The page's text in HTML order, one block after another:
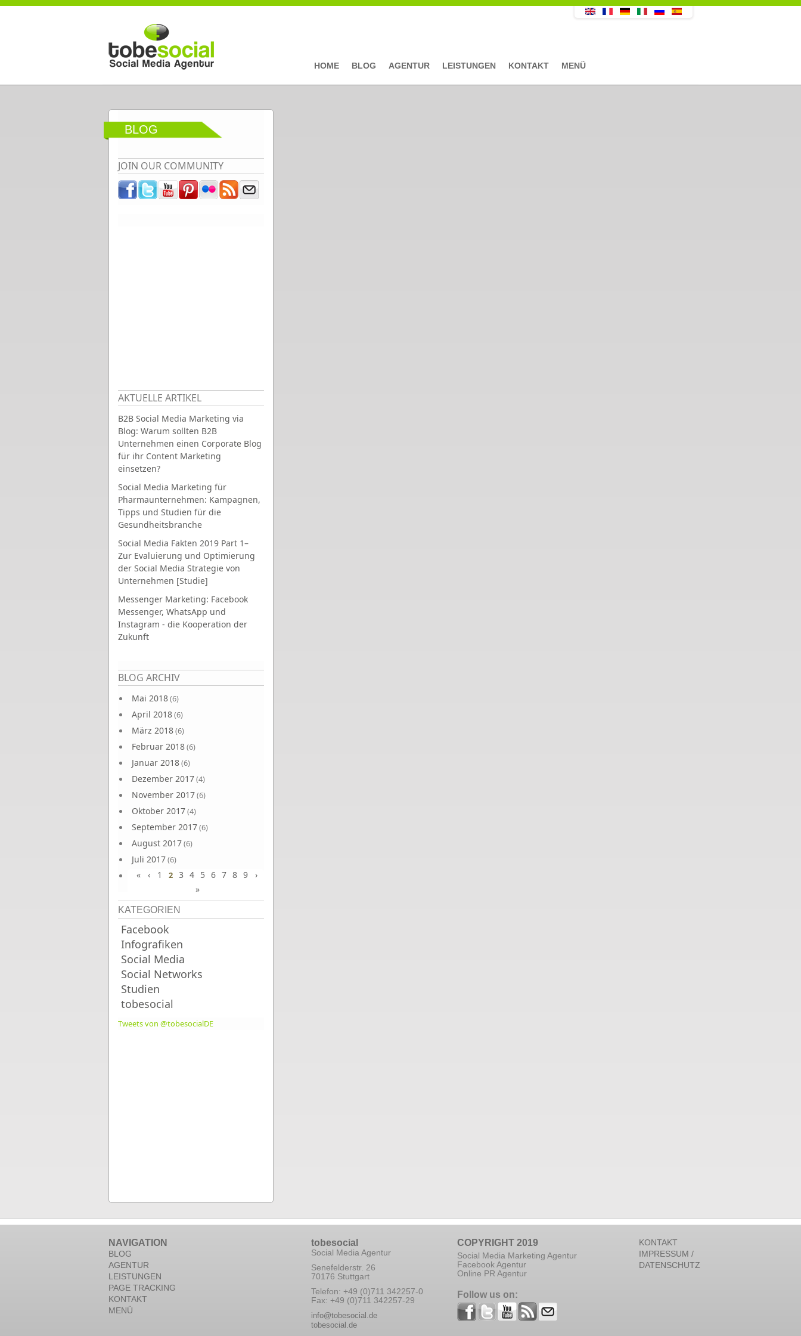
Direkt zum Inhalt
HOME BLOG AGENTUR LEISTUNGEN KONTAKT MENÜ
BLOG
JOIN OUR COMMUNITY
AKTUELLE ARTIKEL
B2B Social Media Marketing via
Blog: Warum sollten B2B
Unternehmen einen Corporate Blog
für ihr Content Marketing
einsetzen?
Social Media Marketing für
Pharmaunternehmen: Kampagnen,
Tipps und Studien für die
Gesundheitsbranche
Social Media Fakten 2019 Part 1–
Zur Evaluierung und Optimierung
der Social Media Strategie von
Unternehmen [Studie]
Messenger Marketing: Facebook
Messenger, WhatsApp und
Instagram - die Kooperation der
Zukunft
BLOG ARCHIV
Mai 2018(6)
April 2018(6)
März 2018(6)
Februar 2018(6)
Januar 2018(6)
Dezember 2017(4)
November 2017(6)
Oktober 2017(4)
September 2017(6)
August 2017(6)
Juli 2017(6)
Juni 2017 (6)
Seiten
« ‹ 1 2 3 4 5 6 7 8 9
›
»
KATEGORIEN
Facebook
Infografiken
Social Media
Social Networks
Studien
tobesocial
Tweets von @tobesocialDE
NAVIGATION
BLOG
AGENTUR
LEISTUNGEN
PAGE TRACKING
KONTAKT
MENÜ
tobesocial
Social Media Agentur
Senefelderstr. 26
70176 Stuttgart
Telefon: +49 (0)711 342257-0
Fax: +49 (0)711 342257-29
info@tobesocial.de
tobesocial.de
COPYRIGHT 2019
Social Media Marketing Agentur
Facebook Agentur
Online PR Agentur
Follow us on:
KONTAKT
IMPRESSUM /
DATENSCHUTZ